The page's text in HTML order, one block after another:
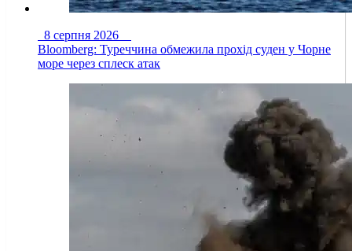
8 серпня 2026
Bloomberg: Туреччина обмежила прохід суден у Чорне
море через сплеск атак